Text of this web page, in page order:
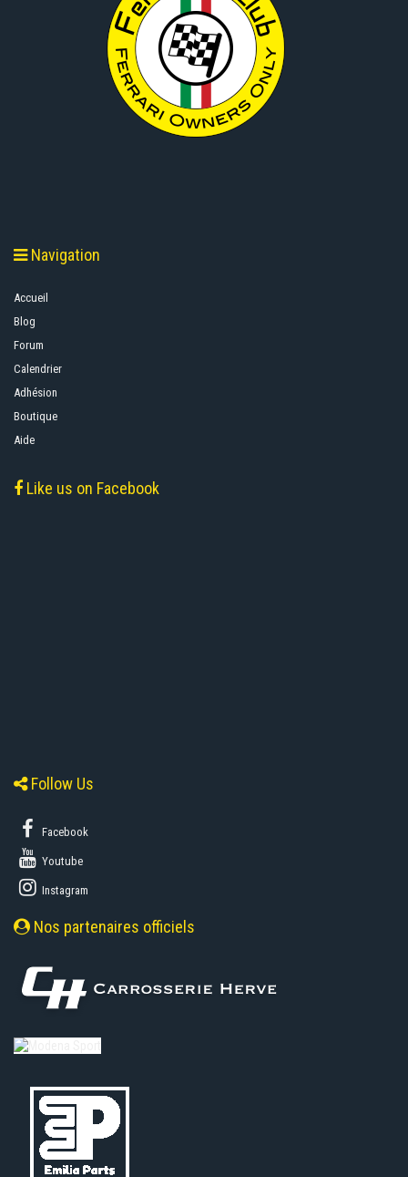
Navigation
Accueil
Blog
Forum
Calendrier
Adhésion
Boutique
Aide
Like us on Facebook
Follow Us
Facebook
Youtube
Instagram
Nos partenaires officiels